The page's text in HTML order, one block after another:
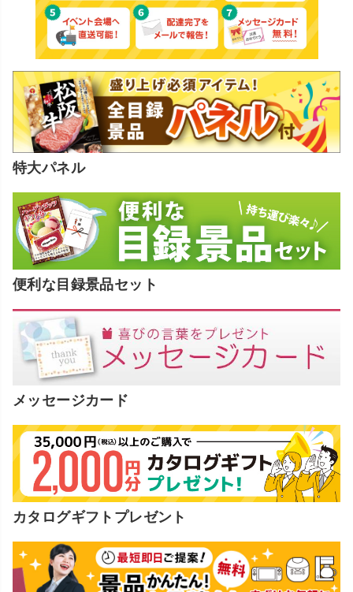
特大パネル
便利な目録景品セット
メッセージカード
カタログギフトプレゼント